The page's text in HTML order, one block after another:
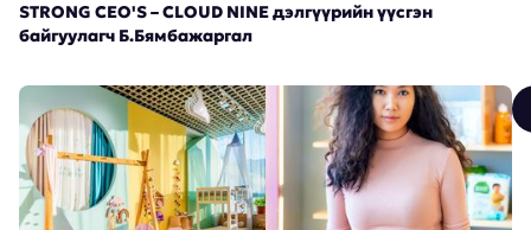
STRONG CEO'S – CLOUD NINE дэлгүүрийн үүсгэн
байгуулагч Б.Бямбажаргал